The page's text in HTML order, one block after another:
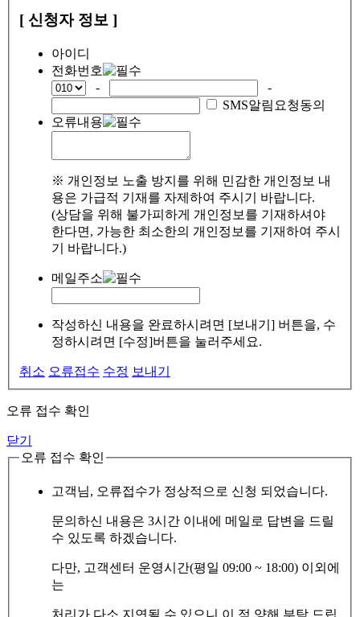
[ 신청자 정보 ]
아이디
전화번호
-
-
SMS알림요청동의
오류내용
※ 개인정보 노출 방지를 위해 민감한 개인정보 내
용은 가급적 기재를 자제하여 주시기 바랍니다.
(상담을 위해 불가피하게 개인정보를 기재하셔야
한다면, 가능한 최소한의 개인정보를 기재하여 주시
기 바랍니다.)
메일주소
작성하신 내용을 완료하시려면 [보내기] 버튼을, 수
정하시려면 [수정]버튼을 눌러주세요.
취소 오류접수 수정 보내기
오류 접수 확인
닫기
오류 접수 확인
고객님, 오류접수가 정상적으로 신청 되었습니다.
문의하신 내용은 3시간 이내에 메일로 답변을 드릴
수 있도록 하겠습니다.
다만, 고객센터 운영시간(평일 09:00 ~ 18:00) 이외에
는